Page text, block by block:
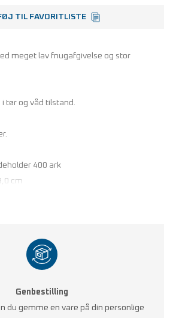
TIL FAVORITLISTE
meget lav fnugafgivelse og stor
tør og våd tilstand.
400 ark
cm
Genbestilling
du gemme en vare på din personlige